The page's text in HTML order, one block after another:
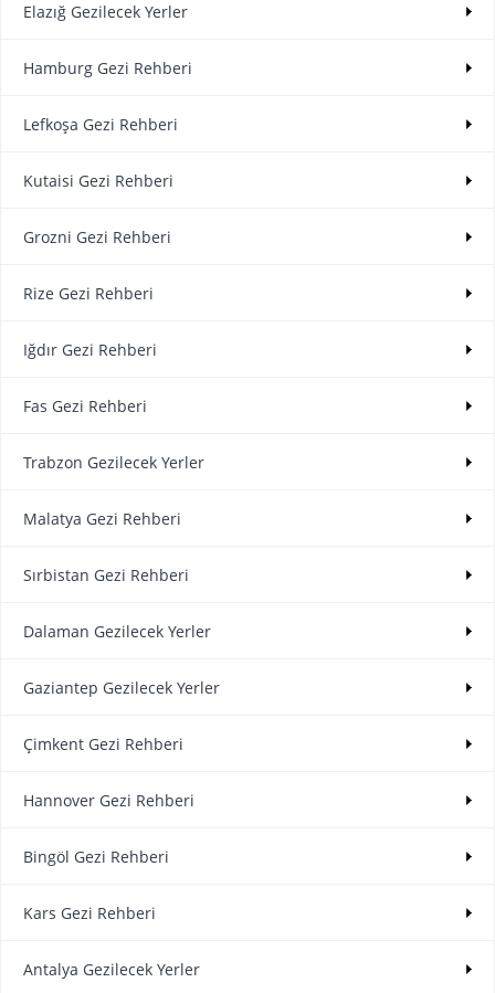
Elazığ Gezilecek Yerler
Hamburg Gezi Rehberi
Lefkoşa Gezi Rehberi
Kutaisi Gezi Rehberi
Grozni Gezi Rehberi
Rize Gezi Rehberi
Iğdır Gezi Rehberi
Fas Gezi Rehberi
Trabzon Gezilecek Yerler
Malatya Gezi Rehberi
Sırbistan Gezi Rehberi
Dalaman Gezilecek Yerler
Gaziantep Gezilecek Yerler
Çimkent Gezi Rehberi
Hannover Gezi Rehberi
Bingöl Gezi Rehberi
Kars Gezi Rehberi
Antalya Gezilecek Yerler